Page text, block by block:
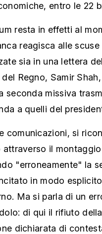
entro le 22
resta in effetti al
reagisca alle
sia in una lettera
Regno, Samir
seconda missiva
a quelli del
comunicazioni, si
attraverso il
"erroneamente" la
in modo
Ma si parla di un
di qui il rifiuto
dichiarata di